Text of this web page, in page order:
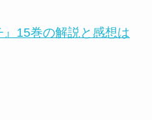
15巻の解説と感想は